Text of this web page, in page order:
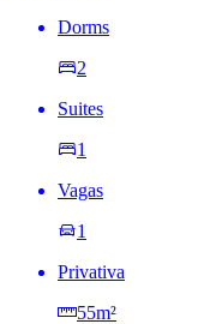
Dorms
2
Suites
1
Vagas
1
Privativa
55m²